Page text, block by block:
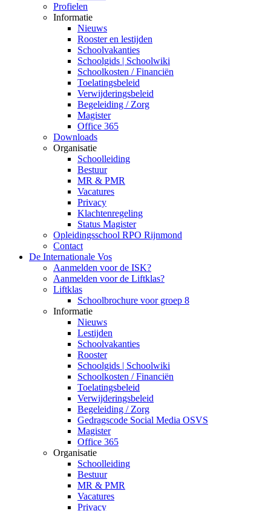
Profielen
Informatie
Nieuws
Rooster en lestijden
Schoolvakanties
Schoolgids | Schoolwiki
Schoolkosten / Financiën
Toelatingsbeleid
Verwijderingsbeleid
Begeleiding / Zorg
Magister
Office 365
Downloads
Organisatie
Schoolleiding
Bestuur
MR & PMR
Vacatures
Privacy
Klachtenregeling
Status Magister
Opleidingsschool RPO Rijnmond
Contact
De Internationale Vos
Aanmelden voor de ISK?
Aanmelden voor de Liftklas?
Liftklas
Schoolbrochure voor groep 8
Informatie
Nieuws
Lestijden
Schoolvakanties
Rooster
Schoolgids | Schoolwiki
Schoolkosten / Financiën
Toelatingsbeleid
Verwijderingsbeleid
Begeleiding / Zorg
Gedragscode Social Media OSVS
Magister
Office 365
Organisatie
Schoolleiding
Bestuur
MR & PMR
Vacatures
Privacy